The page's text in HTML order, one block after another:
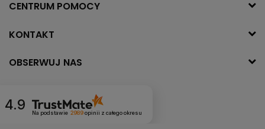
CENTRUM POMOCY
KONTAKT
OBSERWUJ NAS
4.9 Na podstawie 2989opinii z całego okresu